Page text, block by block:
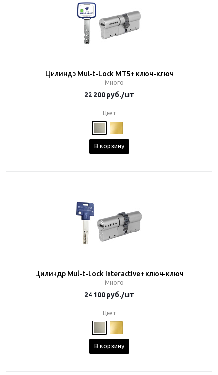
Цилиндр Mul-t-Lock MT5+ ключ-ключ
Много
22 200 руб./шт
Цвет
В корзину
Цилиндр Mul-t-Lock Interactive+ ключ-ключ
Много
24 100 руб./шт
Цвет
В корзину